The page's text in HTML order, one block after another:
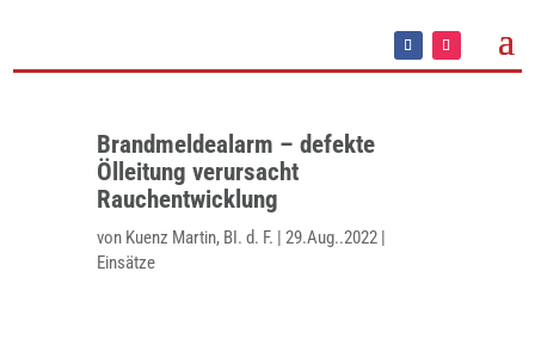
Brandmeldealarm – defekte
Ölleitung verursacht
Rauchentwicklung
von Kuenz Martin, BI. d. F. | 29.Aug..2022|
Einsätze